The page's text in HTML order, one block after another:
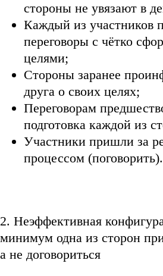
стороны не увязают в
Каждый из участников
переговоры с чётко
целями;
Стороны заранее
друга о своих целях;
Переговорам
подготовка каждой из
Участники пришли за
процессом (поговорить).
2. Неэффективная
минимум одна из сторон
а не договориться